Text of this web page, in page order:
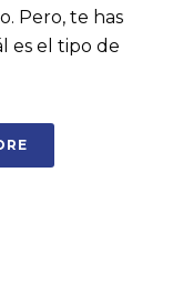
Pero, te has
es el tipo de